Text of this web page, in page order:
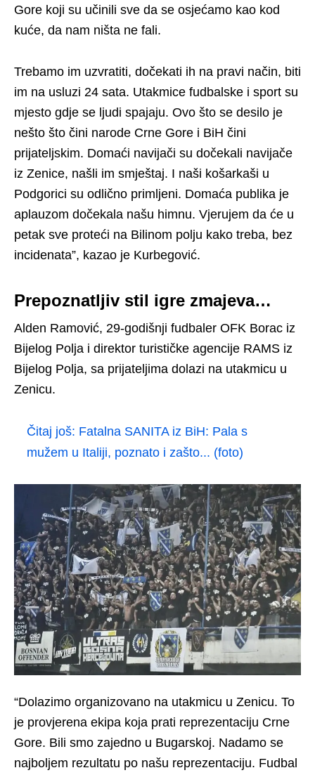
Gore koji su učinili sve da se osjećamo kao kod
kuće, da nam ništa ne fali.
Trebamo im uzvratiti, dočekati ih na pravi način, biti
im na usluzi 24 sata. Utakmice fudbalske i sport su
mjesto gdje se ljudi spajaju. Ovo što se desilo je
nešto što čini narode Crne Gore i BiH čini
prijateljskim. Domaći navijači su dočekali navijače
iz Zenice, našli im smještaj. I naši košarkaši u
Podgorici su odlično primljeni. Domaća publika je
aplauzom dočekala našu himnu. Vjerujem da će u
petak sve proteći na Bilinom polju kako treba, bez
incidenata”, kazao je Kurbegović.
Prepoznatljiv stil igre zmajeva…
Alden Ramović, 29-godišnji fudbaler OFK Borac iz
Bijelog Polja i direktor turističke agencije RAMS iz
Bijelog Polja, sa prijateljima dolazi na utakmicu u
Zenicu.
Čitaj još: Fatalna SANITA iz BiH: Pala s
mužem u Italiji, poznato i zašto... (foto)
“Dolazimo organizovano na utakmicu u Zenicu. To
je provjerena ekipa koja prati reprezentaciju Crne
Gore. Bili smo zajedno u Bugarskoj. Nadamo se
najboljem rezultatu po našu reprezentaciju. Fudbal